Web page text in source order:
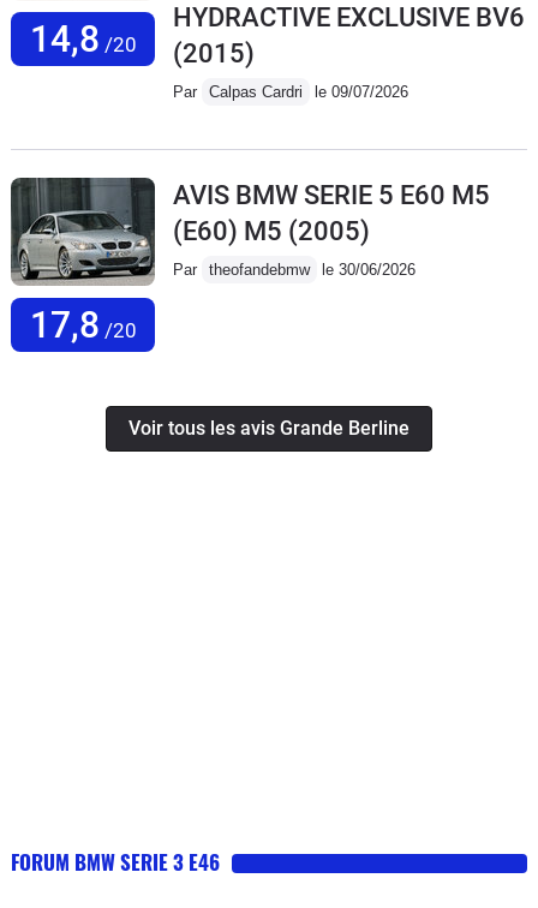
14,8 /20
HYDRACTIVE EXCLUSIVE BV6
(2015)
Par Calpas Cardri le 09/07/2026
17,8 /20
AVIS BMW SERIE 5 E60 M5
(E60) M5 (2005)
Par theofandebmw le 30/06/2026
Voir tous les avis Grande Berline
FORUM BMW SERIE 3 E46